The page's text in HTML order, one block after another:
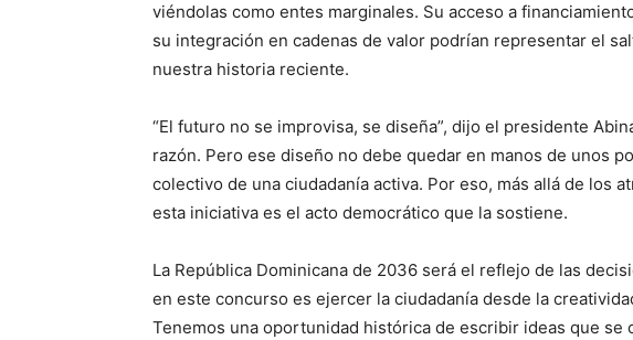
viéndolas como entes marginales. Su acceso a
su integración en cadenas de valor podrían representar el
nuestra historia reciente.
“El futuro no se improvisa, se diseña”, dijo el presidente
razón. Pero ese diseño no debe quedar en manos de unos
colectivo de una ciudadanía activa. Por eso, más allá de los
esta iniciativa es el acto democrático que la sostiene.
La República Dominicana de 2036 será el reflejo de las
en este concurso es ejercer la ciudadanía desde la
Tenemos una oportunidad histórica de escribir ideas que se